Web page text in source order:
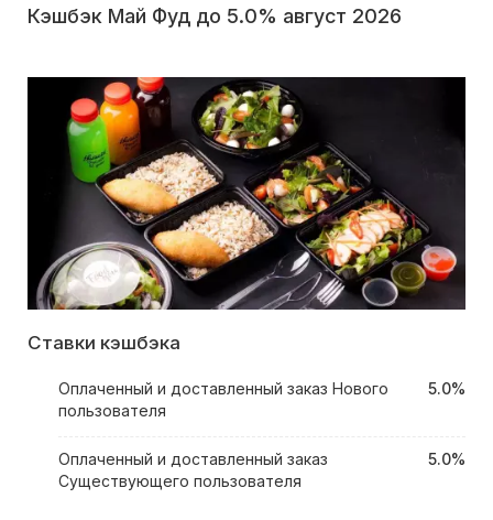
Кэшбэк Май Фуд до 5.0% август 2026
Ставки кэшбэка
Оплаченный и доставленный заказ Нового
пользователя
5.0%
Оплаченный и доставленный заказ
Существующего пользователя
5.0%